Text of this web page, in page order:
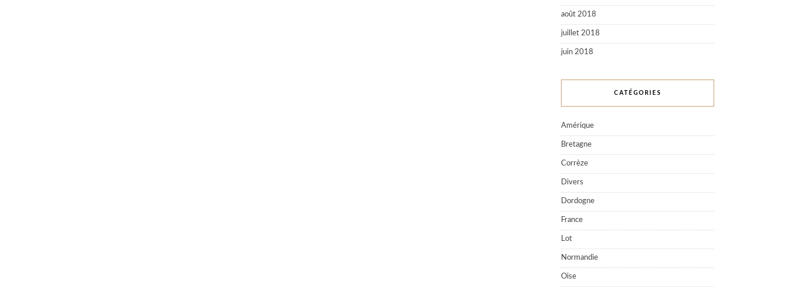
août 2018
juillet 2018
juin 2018
CATÉGORIES
Amérique
Bretagne
Corrèze
Divers
Dordogne
France
Lot
Normandie
Oise